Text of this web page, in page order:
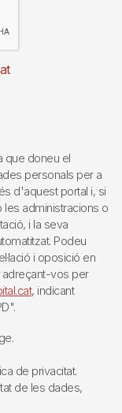
que doneu el
personals per a
d'aquest portal i, si
administracions o
i la seva
Podeu
i oposició en
adreçant-vos per
, indicant
de privacitat.
de les dades,